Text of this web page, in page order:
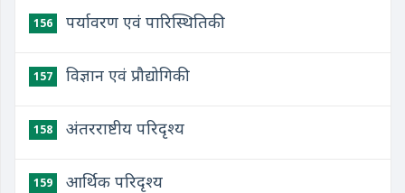
156 पर्यावरण एवं पारिस्थितिकी
157 ​विज्ञान एवं प्रौद्योगिकी
158 अंतरराष्टीय परिदृश्य
159 ​आर्थिक परिदृश्य